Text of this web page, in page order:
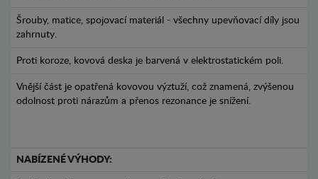
Šrouby, matice, spojovací materiál - všechny upevňovací díly jsou
zahrnuty.
Proti koroze, kovová deska je barvená v elektrostatickém poli.
Vnější část je opatřená kovovou výztuží, což znamená, zvýšenou
odolnost proti nárazům a přenos rezonance je snížení.
NABÍZENÉ VÝHODY: